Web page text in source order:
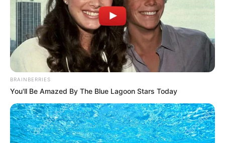
วันนี้มีเกณฑ์เข้าไปยุ่งเกี่ยวกับเอกสาร หรือสัญญา
บางอย่าง คู่รักมีเกณฑ์ตกลงใช้ชีวิตร่วมกัน บางท่าน
ถูกขอแต่งงาน ด้านงานส่วนตัวมีเกณฑ์ลงทุนเพิ่ม
หรือเจอคนร่วมหุ้นทางธุรกิจ การเงินมีเกณฑ์ได้รับ
เงินเข้ามา
คนวันพฤหัสบดี
ไพ่ประจำวันของท่าน คือ ไพ่เป็นที่รัก
BRAINBERRIES
You'll Be Amazed By The Blue Lagoon Stars Today